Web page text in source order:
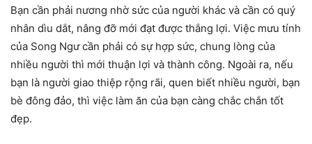
Bạn cần phải nương nhờ sức của người khác và cần có quý
nhân dìu dắt, nâng đỡ mới đạt được thắng lợi. Việc mưu tính
của Song Ngư cần phải có sự hợp sức, chung lòng của
nhiều người thì mới thuận lợi và thành công. Ngoài ra, nếu
bạn là người giao thiệp rộng rãi, quen biết nhiều người, bạn
bè đông đảo, thì việc làm ăn của bạn càng chắc chắn tốt
đẹp.